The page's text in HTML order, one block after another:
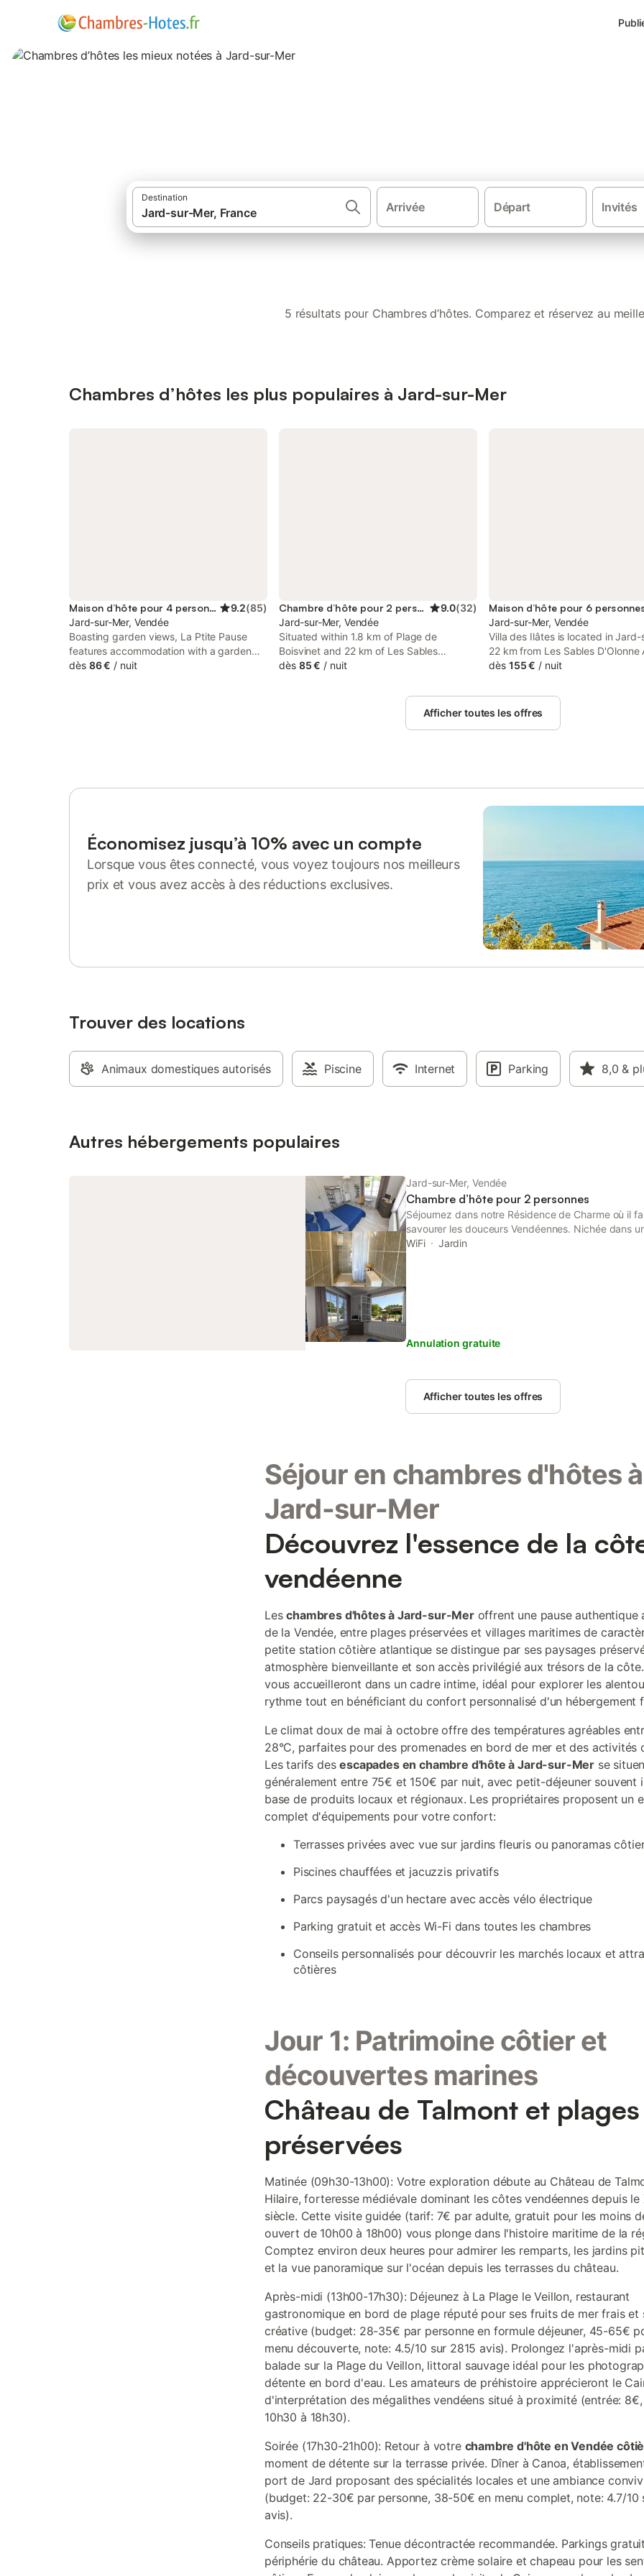
Destination
Arrivée Départ Invités
5 résultats pour Chambres d’hôtes. Comparez et réservez au
Chambres d’hôtes les plus populaires à Jard-sur-Mer
Maison d’hôte pour 4 personnes 9.2(85)
Jard-sur-Mer, Vendée
Boasting garden views, La Ptite Pause
features accommodation with a garden
and a terrace, around 19 km from Les
dès 86 € / nuit
Chambre d’hôte pour 2 personnes 9.0(32)
Jard-sur-Mer, Vendée
Situated within 1.8 km of Plage de
Boisvinet and 22 km of Les Sables
D'Olonne Arena in Jard-sur-Mer, Chez
seating area. The property has garden
and city views, and is 13 km from Port
dès 85 € / nuit
Maison d’hôte pour 6
Jard-sur-Mer, Vendée
Villa des Ilâtes is located in Jard-
22 km from Les Sables D'Olonne
km from Port Bourgenay Golf
available throughout the property
Plage de Boisvinet is 1.9 km away.
dès 155 € / nuit
Afficher toutes les offres
Économisez jusqu’à 10% avec un compte
Lorsque vous êtes connecté, vous voyez toujours nos meilleurs
prix et vous avez accès à des réductions exclusives.
Trouver des locations
Animaux domestiques autorisés Piscine Internet Parking 8,0 &
Autres hébergements populaires
Jard-sur-Mer, Vendée
Chambre d’hôte pour 2 personnes
Séjournez dans notre Résidence de Charme où il
savourer les douceurs Vendéennes. Nichée dans
Résidence Romaric est idéalement située entre Mer
WiFi Jardin
Annulation gratuite
Afficher toutes les offres
Séjour en chambres d'hôtes à
Jard-sur-Mer
Découvrez l'essence de la
vendéenne
Leschambres d'hôtes à Jard-sur-Meroffrent une pause authentique
de la Vendée, entre plages préservées et villages maritimes de
petite station côtière atlantique se distingue par ses paysages
atmosphère bienveillante et son accès privilégié aux trésors de la
vous accueilleront dans un cadre intime, idéal pour explorer les
rythme tout en bénéficiant du confort personnalisé d'un hébergement
Le climat doux de mai à octobre offre des températures agréables
28°C, parfaites pour des promenades en bord de mer et des activités
Les tarifs desescapades en chambre d'hôte à Jard-sur-Merse
généralement entre 75€ et 150€ par nuit, avec petit-déjeuner souvent
base de produits locaux et régionaux. Les propriétaires proposent un
complet d'équipements pour votre confort:
Terrasses privées avec vue sur jardins fleuris ou panoramas
Piscines chauffées et jacuzzis privatifs
Parcs paysagés d'un hectare avec accès vélo électrique
Parking gratuit et accès Wi-Fi dans toutes les chambres
Conseils personnalisés pour découvrir les marchés locaux et
côtières
Jour 1: Patrimoine côtier et
découvertes marines
Château de Talmont et plages
préservées
Matinée (09h30-13h00): Votre exploration débute au Château de
Hilaire, forteresse médiévale dominant les côtes vendéennes depuis le
siècle. Cette visite guidée (tarif: 7€ par adulte, gratuit pour les moins
ouvert de 10h00 à 18h00) vous plonge dans l'histoire maritime de la
Comptez environ deux heures pour admirer les remparts, les jardins
et la vue panoramique sur l'océan depuis les terrasses du château.
Après-midi (13h00-17h30): Déjeunez à La Plage le Veillon, restaurant
gastronomique en bord de plage réputé pour ses fruits de mer frais et
créative (budget: 28-35€ par personne en formule déjeuner, 45-65€
menu découverte, note: 4.5/10 sur 2815 avis). Prolongez l'après-midi
balade sur la Plage du Veillon, littoral sauvage idéal pour les
détente en bord d'eau. Les amateurs de préhistoire apprécieront le
d'interprétation des mégalithes vendéens situé à proximité (entrée:
10h30 à 18h30).
Soirée (17h30-21h00): Retour à votre chambre d'hôte en Vendée
moment de détente sur la terrasse privée. Dîner à Canoa,
port de Jard proposant des spécialités locales et une ambiance
(budget: 22-30€ par personne, 38-50€ en menu complet, note: 4.7/10
avis).
Conseils pratiques: Tenue décontractée recommandée. Parkings
périphérie du château. Apportez crème solaire et chapeau pour les